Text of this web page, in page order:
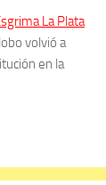
La Plata
volvió a
en la